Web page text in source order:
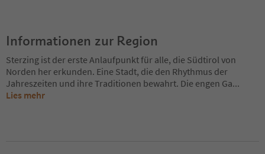
Informationen zur Region
Sterzing ist der erste Anlaufpunkt für alle, die Südtirol von
Norden her erkunden. Eine Stadt, die den Rhythmus der
Jahreszeiten und ihre Traditionen bewahrt. Die engen Ga...
Lies mehr